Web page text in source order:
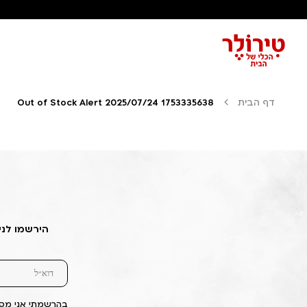
דף הבית Out of Stock Alert 2025/07/24 1753335638
הירשמו
בהרשמתי אני